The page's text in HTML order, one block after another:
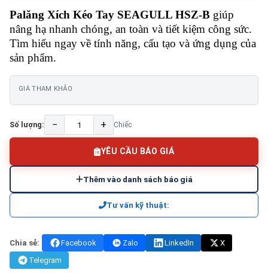
Palăng Xích Kéo Tay SEAGULL HSZ-B giúp
nâng hạ nhanh chóng, an toàn và tiết kiệm công sức.
Tìm hiểu ngay về tính năng, cấu tạo và ứng dụng của
sản phẩm.
GIÁ THAM KHẢO
Số lượng: − + Chiếc
YÊU CẦU BÁO GIÁ
Thêm vào danh sách báo giá
Tư vấn kỹ thuật:
Chia sẻ: Facebook Zalo LinkedIn
X
Telegram